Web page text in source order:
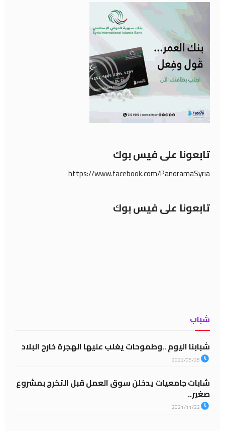
تابعونا على فيس بوك
https://www.facebook.com/PanoramaSyria
تابعونا على فيس بوك
شباب
شبابنا اليوم ..وطموحات يغلب عليها الهجرة خارج البلاد
شابات جامعيات يدخلن سوق العمل قبل التخرج بمشروع
صغير..